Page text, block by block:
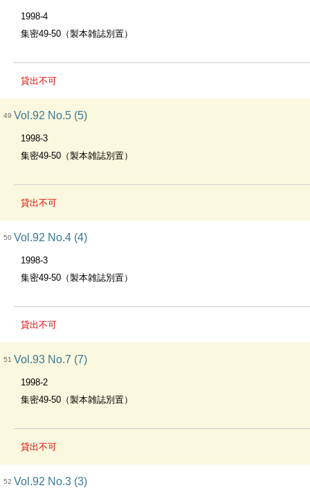
1998-4
集密49-50（製本雑誌別置）
貸出不可
49 Vol.92 No.5 (5)
1998-3
集密49-50（製本雑誌別置）
貸出不可
50 Vol.92 No.4 (4)
1998-3
集密49-50（製本雑誌別置）
貸出不可
51 Vol.93 No.7 (7)
1998-2
集密49-50（製本雑誌別置）
貸出不可
52 Vol.92 No.3 (3)